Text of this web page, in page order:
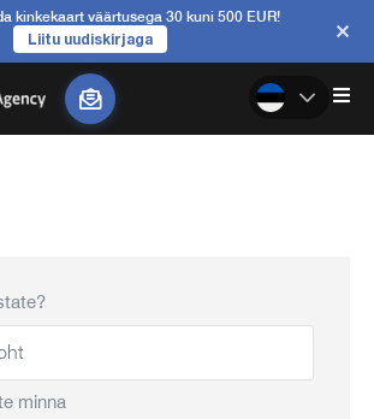
kinkekaart väärtusega 30 kuni 500 EUR!
Liitu uudiskirjaga
minna